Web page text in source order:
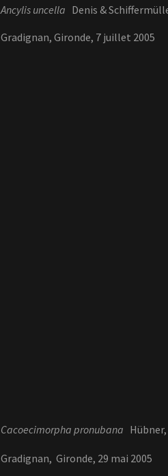
Ancylis uncella Denis &
Gradignan, Gironde, 7 juillet 2005
Cacoecimorpha pronubana Hübner,
Gradignan, Gironde, 29 mai 2005